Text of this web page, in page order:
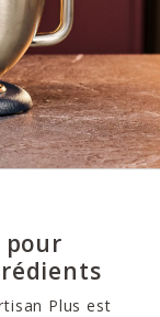
pour
Plus est